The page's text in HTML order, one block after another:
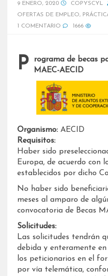
9 ENERO, 2020
COPYSCYL
OFERTAS DE EMPLEO,
1 COMENTARIO
1666
Programa de becas para el Colegio de Europa – MAEC-AECID
Organismo: AECID
Requisitos:
Haber sido
Europa, de acuerdo con
establecidos por dicho
No haber sido
meses al amparo de
convocatoria de Becas
Solicitudes:
Las solicitudes tendrán
debida y enteramente
los peticionarios en el
por vía telemática,